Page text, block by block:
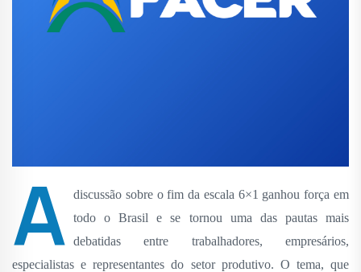
A discussão sobre o fim da escala 6×1 ganhou força em
todo o Brasil e se tornou uma das pautas mais
debatidas entre trabalhadores, empresários,
especialistas e representantes do setor produtivo. O tema, que